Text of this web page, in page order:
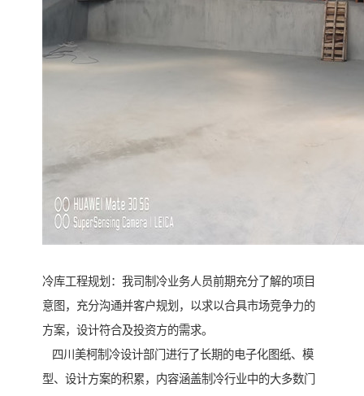
冷库工程规划：我司制冷业务人员前期充分了解的项目
意图，充分沟通并客户规划，以求以合具市场竞争力的
方案，设计符合及投资方的需求。
四川美柯制冷设计部门进行了长期的电子化图纸、模
型、设计方案的积累，内容涵盖制冷行业中的大多数门